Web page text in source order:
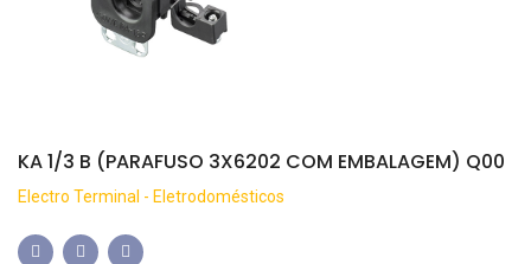
KA 1/3 B (PARAFUSO 3X6202 COM EMBALAGEM) Q00
Electro Terminal - Eletrodomésticos